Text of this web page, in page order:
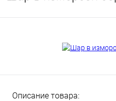
Описание товара: